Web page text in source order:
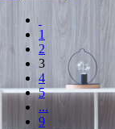
1
2
3
4
5
...
9